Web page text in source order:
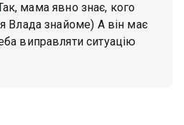
мама явно знає, кого
Влада знайоме) А він має
виправляти ситуацію